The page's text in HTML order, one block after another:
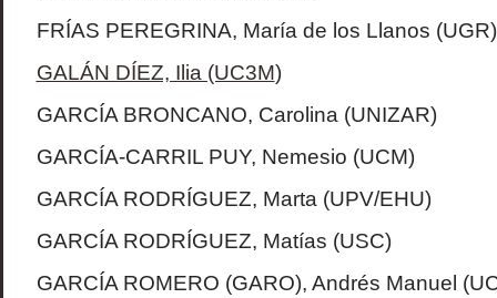
FRÍAS PEREGRINA, María de los Llanos (UGR)
GALÁN DÍEZ, Ilia (UC3M)
GARCÍA BRONCANO, Carolina (UNIZAR)
GARCÍA-CARRIL PUY, Nemesio (UCM)
GARCÍA RODRÍGUEZ, Marta (UPV/EHU)
GARCÍA RODRÍGUEZ, Matías (USC)
GARCÍA ROMERO (GARO), Andrés Manuel